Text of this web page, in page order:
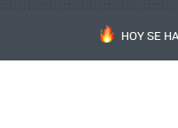
HOY SE